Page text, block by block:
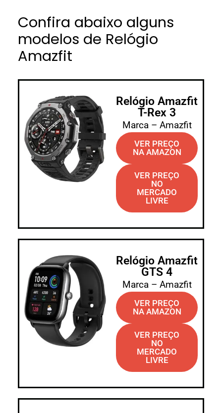
Confira abaixo alguns
modelos de Relógio
Amazfit
Relógio Amazfit
T-Rex 3
Marca – Amazfit
VER PREÇO
NA AMAZON
VER PREÇO
NO
MERCADO
LIVRE
Relógio Amazfit
GTS 4
Marca – Amazfit
VER PREÇO
NA AMAZON
VER PREÇO
NO
MERCADO
LIVRE